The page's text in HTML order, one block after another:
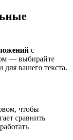
с
— выбирайте
для вашего текста.
чтобы
сравнить